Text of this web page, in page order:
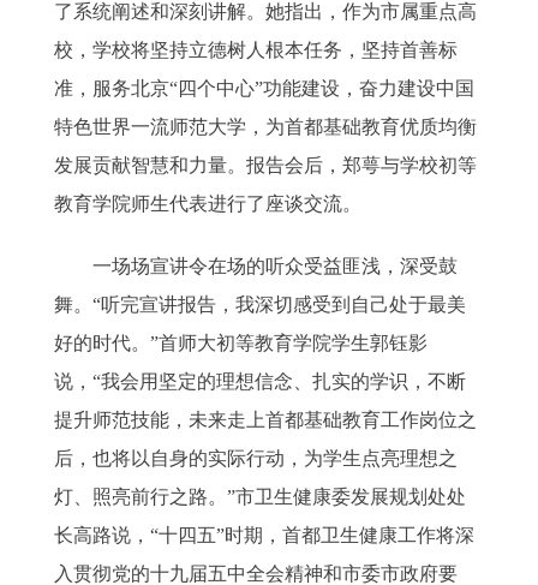
了系统阐述和深刻讲解。她指出，作为市属重点高
校，学校将坚持立德树人根本任务，坚持首善标
准，服务北京“四个中心”功能建设，奋力建设中国
特色世界一流师范大学，为首都基础教育优质均衡
发展贡献智慧和力量。报告会后，郑萼与学校初等
教育学院师生代表进行了座谈交流。
一场场宣讲令在场的听众受益匪浅，深受鼓
舞。“听完宣讲报告，我深切感受到自己处于最美
好的时代。”首师大初等教育学院学生郭钰影
说，“我会用坚定的理想信念、扎实的学识，不断
提升师范技能，未来走上首都基础教育工作岗位之
后，也将以自身的实际行动，为学生点亮理想之
灯、照亮前行之路。”市卫生健康委发展规划处处
长高路说，“十四五”时期，首都卫生健康工作将深
入贯彻党的十九届五中全会精神和市委市政府要